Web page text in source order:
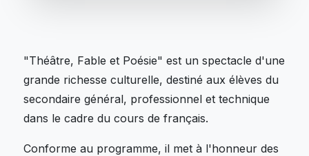
"Théâtre, Fable et Poésie" est un spectacle d'une
grande richesse culturelle, destiné aux élèves du
secondaire général, professionnel et technique
dans le cadre du cours de français.
Conforme au programme, il met à l'honneur des